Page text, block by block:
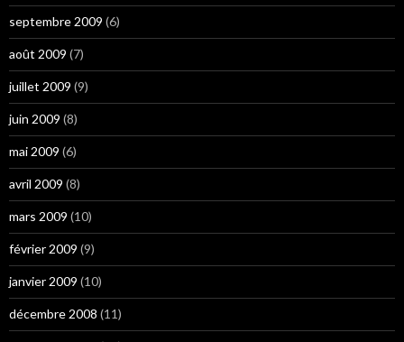
septembre 2009 (6)
août 2009 (7)
juillet 2009 (9)
juin 2009 (8)
mai 2009 (6)
avril 2009 (8)
mars 2009 (10)
février 2009 (9)
janvier 2009 (10)
décembre 2008 (11)